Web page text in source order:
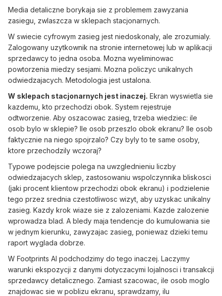
Media detaliczne borykaja sie z problemem zawyzania
zasiegu, zwlaszcza w sklepach stacjonarnych.
W swiecie cyfrowym zasieg jest niedoskonaly, ale zrozumialy.
Zalogowany uzytkownik na stronie internetowej lub w aplikacji
sprzedawcy to jedna osoba. Mozna wyeliminowac
powtorzenia miedzy sesjami. Mozna policzyc unikalnych
odwiedzajacych. Metodologia jest ustalona.
W sklepach stacjonarnych jest inaczej. Ekran wyswietla sie
kazdemu, kto przechodzi obok. System rejestruje
odtworzenie. Aby oszacowac zasieg, trzeba wiedziec: ile
osob bylo w sklepie? Ile osob przeszlo obok ekranu? Ile osob
faktycznie na niego spojrzalo? Czy byly to te same osoby,
ktore przechodzily wczoraj?
Typowe podejscie polega na uwzglednieniu liczby
odwiedzajacych sklep, zastosowaniu wspolczynnika bliskosci
(jaki procent klientow przechodzi obok ekranu) i podzielenie
tego przez srednia czestotliwosc wizyt, aby uzyskac unikalny
zasieg. Kazdy krok wiaze sie z zalozeniami. Kazde zalozenie
wprowadza blad. A bledy maja tendencje do kumulowania sie
w jednym kierunku, zawyzajac zasieg, poniewaz dzieki temu
raport wyglada dobrze.
W Footprints AI podchodzimy do tego inaczej. Laczymy
warunki ekspozycji z danymi dotyczacymi lojalnosci i transakcji
sprzedawcy detalicznego. Zamiast szacowac, ile osob moglo
znajdowac sie w poblizu ekranu, sprawdzamy, ilu